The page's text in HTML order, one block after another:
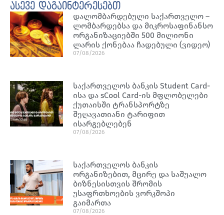
ასევე დაგაინტერესებთ
დალომბარდებული საქართველო –
ლომბარდებსა და მიკროსაფინანსო
ორგანიზაციებში 500 მილიონი
ლარის ქონებაა ჩადებული (ვიდეო)
07/08/2026
საქართველოს ბანკის Student Card-
ისა და sCool Card-ის მფლობელები
ქუთაისში ტრანსპორტზე
შეღავათიანი ტარიფით
ისარგებლებენ
07/08/2026
საქართველოს ბანკის
ორგანიზებით, მცირე და საშუალო
ბიზნესისთვის შრომის
უსაფრთხოების ვორკშოპი
გაიმართა
07/08/2026